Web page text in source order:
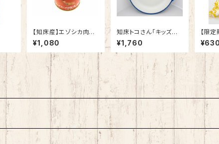
【知床産】エゾシカ肉大
和煮
¥1,080
知床トコさん「キッズボ
ウルM（ブルー）」
¥1,760
【限
飴